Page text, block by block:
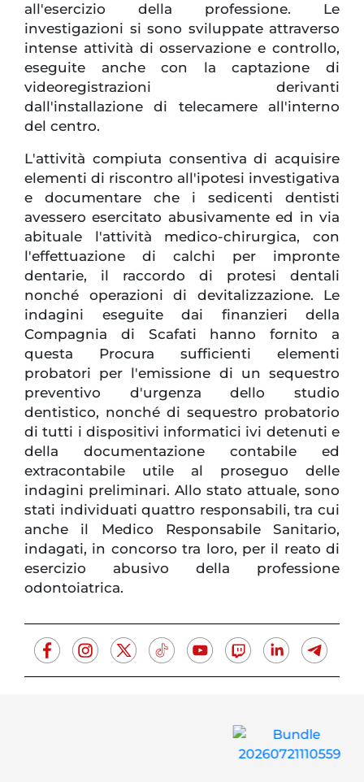
all'esercizio della professione. Le
investigazioni si sono sviluppate attraverso
intense attività di osservazione e controllo,
eseguite anche con la captazione di
videoregistrazioni derivanti
dall'installazione di telecamere all'interno
del centro.
L'attività compiuta consentiva di acquisire
elementi di riscontro all'ipotesi investigativa
e documentare che i sedicenti dentisti
avessero esercitato abusivamente ed in via
abituale l'attività medico-chirurgica, con
l'effettuazione di calchi per impronte
dentarie, il raccordo di protesi dentali
nonché operazioni di devitalizzazione. Le
indagini eseguite dai finanzieri della
Compagnia di Scafati hanno fornito a
questa Procura sufficienti elementi
probatori per l'emissione di un sequestro
preventivo d'urgenza dello studio
dentistico, nonché di sequestro probatorio
di tutti i dispositivi informatici ivi detenuti e
della documentazione contabile ed
extracontabile utile al proseguo delle
indagini preliminari. Allo stato attuale, sono
stati individuati quattro responsabili, tra cui
anche il Medico Responsabile Sanitario,
indagati, in concorso tra loro, per il reato di
esercizio abusivo della professione
odontoiatrica.